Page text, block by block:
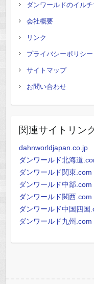
ダンワールドのイル
会社概要
リンク
プライバシーポリシー
サイトマップ
お問い合わせ
関連サイトリン
dahnworldjapan.co.jp
ダンワールド北海道
ダンワールド関東.com
ダンワールド中部.com
ダンワールド関西.com
ダンワールド中国四国
ダンワールド九州.com